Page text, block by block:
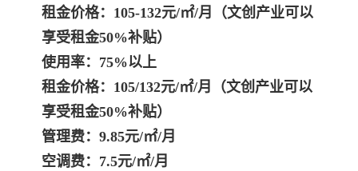
租金价格：105-132元/㎡/月（文创产业可以
享受租金50%补贴）
使用率：75%以上
租金价格：105/132元/㎡/月（文创产业可以
享受租金50%补贴）
管理费：9.85元/㎡/月
空调费：7.5元/㎡/月